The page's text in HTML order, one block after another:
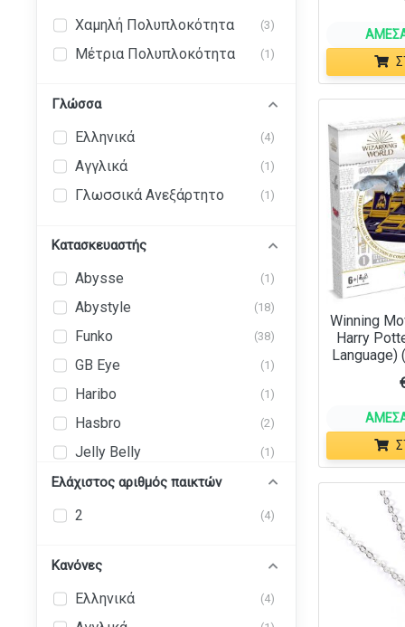
Winning
Harry
Χαμηλή Πολυπλοκότητα (3)
Μέτρια Πολυπλοκότητα (1)
Γλώσσα
Ελληνικά (4)
Αγγλικά (1)
Γλωσσικά Ανεξάρτητο (1)
Κατασκευαστής
Abysse (1)
Abystyle (18)
Funko (38)
GB Eye (1)
Haribo (1)
Hasbro (2)
Jelly Belly (1)
Mattel (1)
Paladone (1)
Q-Workshop (13)
SPIN MASTER (3)
Ελάχιστος αριθμός παικτών
2 (4)
Κανόνες
Ελληνικά (4)